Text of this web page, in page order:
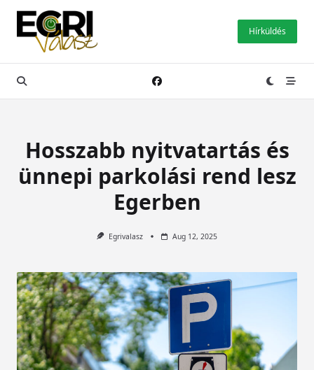
Skip
content
Hírküldés
Hosszabb nyitvatartás és
ünnepi parkolási rend lesz
Egerben
Egrivalasz Aug 12, 2025